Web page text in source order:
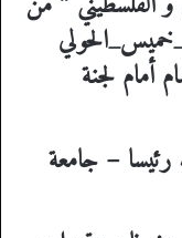
أمام لجنة
– جامعة